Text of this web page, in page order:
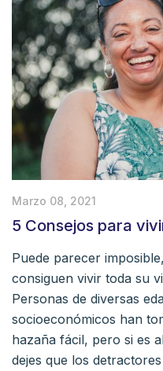
Marzo 08, 2021
5 Consejos para
Puede parecer
consiguen vivir toda su
Personas de diversas
socioeconómicos han
hazaña fácil, pero si es
dejes que los